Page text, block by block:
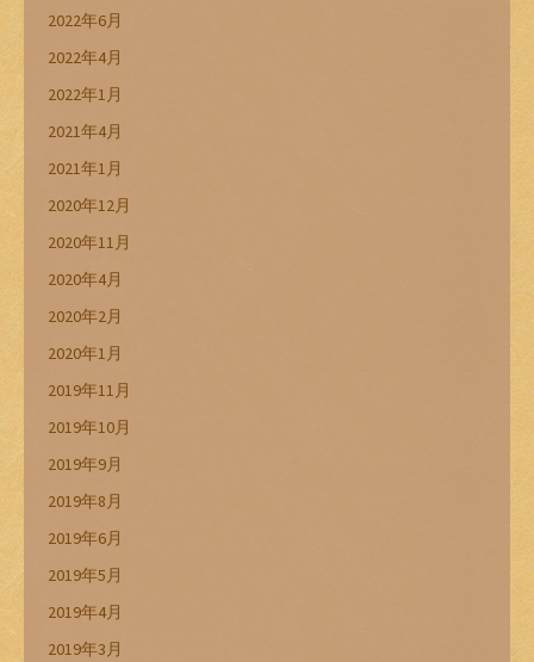
2022年6月
2022年4月
2022年1月
2021年4月
2021年1月
2020年12月
2020年11月
2020年4月
2020年2月
2020年1月
2019年11月
2019年10月
2019年9月
2019年8月
2019年6月
2019年5月
2019年4月
2019年3月